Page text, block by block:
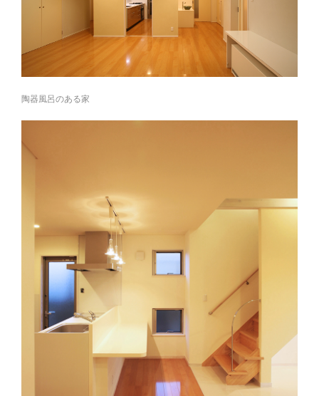
陶器風呂のある家